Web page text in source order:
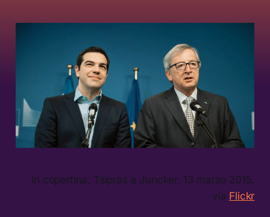
in copertina, Tsipras e Juncker, 13 marzo 2015,
via Flickr